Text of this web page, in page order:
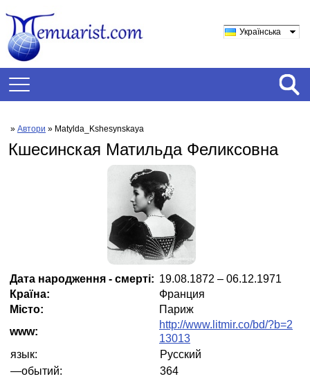
Українська
» Автори » Matylda_Kshesynskaya
Кшесинская Матильда Феликсовна
Дата народження - смерті: 19.08.1872 – 06.12.1971
Країна:
Франция
Місто:
Париж
www:
http://www.litmir.co/bd/?b=2
13013
язык:
Русский
—обытий:
364